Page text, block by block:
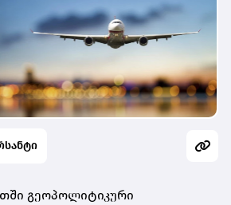
გეოპოლიტიკური